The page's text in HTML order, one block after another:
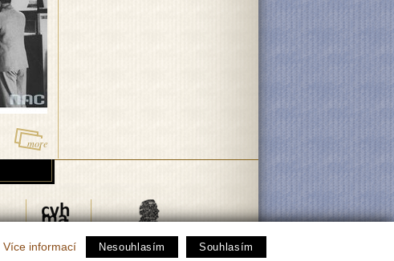
Více informací Nesouhlasím Souhlasím
more